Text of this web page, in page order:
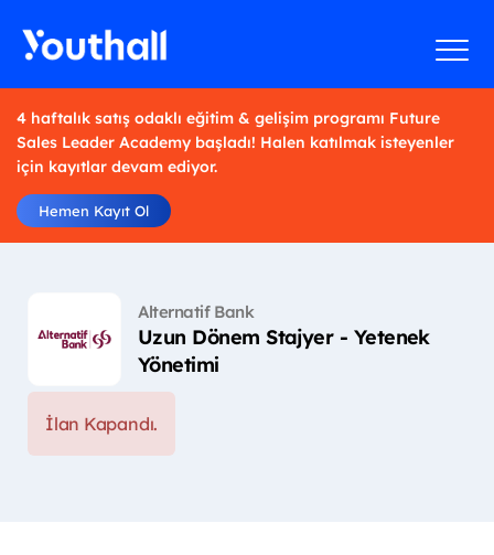
4 haftalık satış odaklı eğitim & gelişim programı Future
Sales Leader Academy başladı! Halen katılmak isteyenler
için kayıtlar devam ediyor.
Hemen Kayıt Ol
Alternatif Bank
Uzun Dönem Stajyer - Yetenek
Yönetimi
İlan Kapandı.